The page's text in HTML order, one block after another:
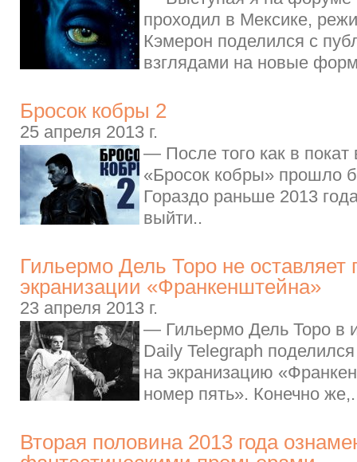
проходил в Мексике,
Кэмерон поделился с
взглядами на новые
Бросок кобры 2
25 апреля 2013 г.
— После того как в
«Бросок кобры» прошло
Гораздо раньше 2013
выйти..
Гильермо Дель Торо не оставляет
экранизации «Франкенштейна»
23 апреля 2013 г.
— Гильермо Дель Торо в
Daily Telegraph
на экранизацию
номер пять». Конечно
Вторая половина 2013 года